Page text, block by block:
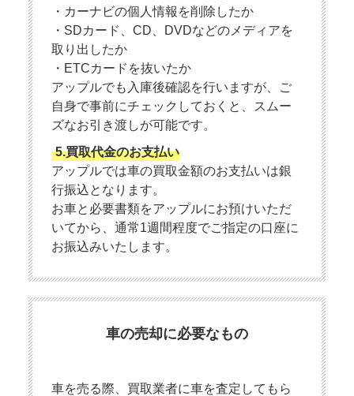
・カーナビの個人情報を削除したか
・SDカード、CD、DVDなどのメディアを
取り出したか
・ETCカードを抜いたか
アップルでも入庫後確認を行いますが、ご
自身で事前にチェックしておくと、スムー
ズなお引き渡しが可能です。
5.買取代金のお支払い
アップルでは車の買取金額のお支払いは銀
行振込となります。
お車と必要書類をアップルにお預けいただ
いてから、通常1週間程度でご指定の口座に
お振込みいたします。
車の売却に必要なもの
車を売る際、買取業者に車を査定してもら